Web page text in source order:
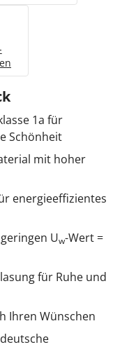
1a für
Schönheit
mit hoher
energieeffizientes
Uw-Wert =
für Ruhe und
Ihren Wünschen